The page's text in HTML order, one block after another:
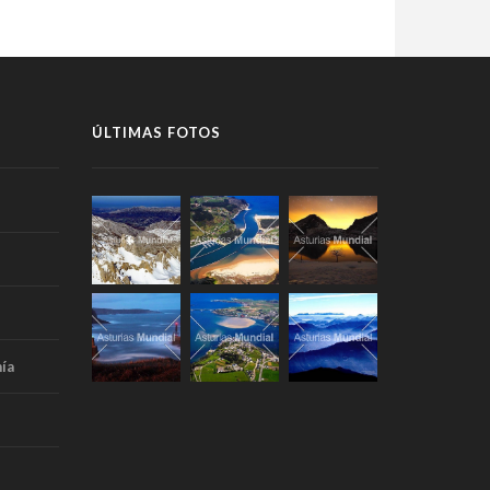
ÚLTIMAS FOTOS